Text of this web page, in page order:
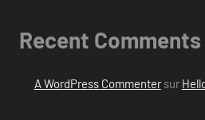
Recent Comments
A WordPress Commentersur